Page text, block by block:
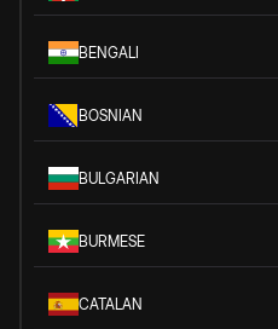
BENGALI
BOSNIAN
BULGARIAN
BURMESE
CATALAN